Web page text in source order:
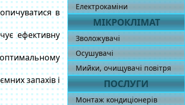
в
ефективну
оптимальному
запахів і
Електрокаміни
МІКРОКЛІМАТ
Зволожувачі
Осушувачі
Мийки, очищувачі повітря
ПОСЛУГИ
Монтаж кондиціонерів